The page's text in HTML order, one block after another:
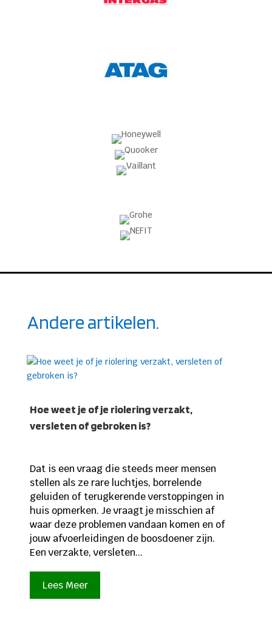
Andere artikelen.
Hoe weet je of je riolering verzakt,
versleten of gebroken is?
Dat is een vraag die steeds meer mensen
stellen als ze rare luchtjes, borrelende
geluiden of terugkerende verstoppingen in
huis opmerken. Je vraagt je misschien af
waar deze problemen vandaan komen en of
jouw afvoerleidingen de boosdoener zijn.
Een verzakte, versleten...
Lees Meer